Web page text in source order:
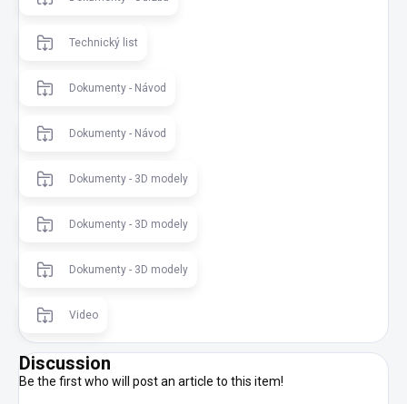
Technický list
Dokumenty - Návod
Dokumenty - Návod
Dokumenty - 3D modely
Dokumenty - 3D modely
Dokumenty - 3D modely
Video
Discussion
Be the first who will post an article to this item!